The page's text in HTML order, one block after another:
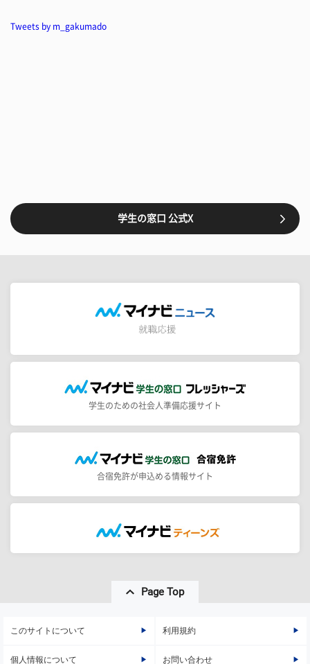
Tweets by m_gakumado
学生の窓口 公式X
学生のための社会人準備応援サイト
合宿免許が申込める情報サイト
Page Top
このサイトについて 利用規約
個人情報について お問い合わせ